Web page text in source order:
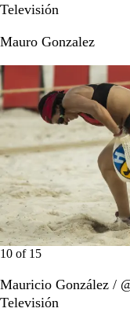
Televisión
Mauro Gonzalez
10 of 15
Mauricio González /
Televisión